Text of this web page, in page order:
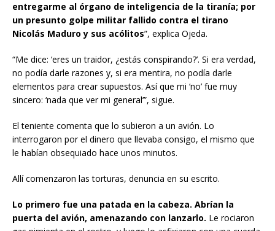
entregarme al órgano de inteligencia de la tiranía; por
un presunto golpe militar fallido contra el tirano
Nicolás Maduro y sus acólitos”, explica Ojeda.
“Me dice: ‘eres un traidor, ¿estás conspirando?’. Si era verdad,
no podía darle razones y, si era mentira, no podía darle
elementos para crear supuestos. Así que mi ‘no’ fue muy
sincero: ‘nada que ver mi general’”, sigue.
El teniente comenta que lo subieron a un avión. Lo
interrogaron por el dinero que llevaba consigo, el mismo que
le habían obsequiado hace unos minutos.
Allí comenzaron las torturas, denuncia en su escrito.
Lo primero fue una patada en la cabeza. Abrían la
puerta del avión, amenazando con lanzarlo. Le rociaron